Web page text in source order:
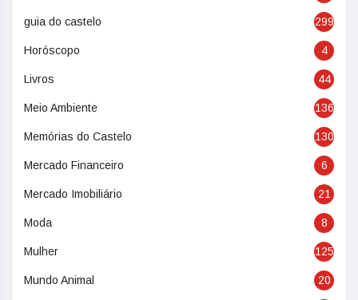
guia do castelo 299
Horóscopo 4
Livros 44
Meio Ambiente 136
Memórias do Castelo 130
Mercado Financeiro 6
Mercado Imobiliário 21
Moda 8
Mulher 125
Mundo Animal 20